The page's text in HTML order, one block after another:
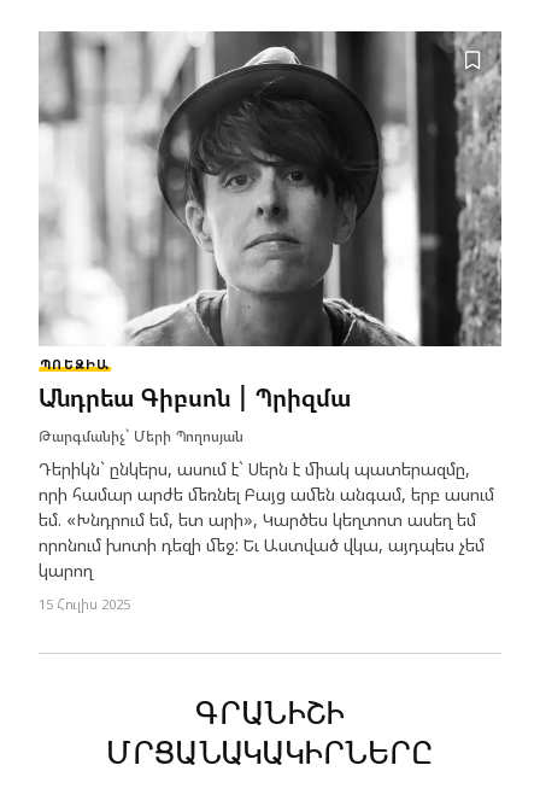
ՊՈԵԶԻԱ
Անդրեա Գիբսոն | Պրիզմա
Թարգմանիչ՝ Մերի Պողոսյան
Դերիկն` ընկերս, ասում է` Սերն է միակ պատերազմը,
որի համար արժե մեռնել Բայց ամեն անգամ, երբ ասում
եմ. «Խնդրում եմ, ետ արի», Կարծես կեղտոտ ասեղ եմ
որոնում խոտի դեզի մեջ: Եւ Աստված վկա, այդպես չեմ
կարող
15 Հուլիս 2025
ԳՐԱՆԻՇԻ
ՄՐՑԱՆԱԿԱԿԻՐՆԵՐԸ